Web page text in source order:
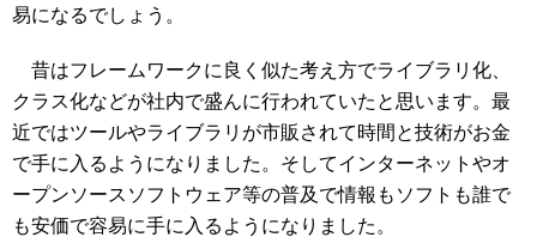
易になるでしょう。
昔はフレームワークに良く似た考え方でライブラリ化、
クラス化などが社内で盛んに行われていたと思います。最
近ではツールやライブラリが市販されて時間と技術がお金
で手に入るようになりました。そしてインターネットやオ
ープンソースソフトウェア等の普及で情報もソフトも誰で
も安価で容易に手に入るようになりました。